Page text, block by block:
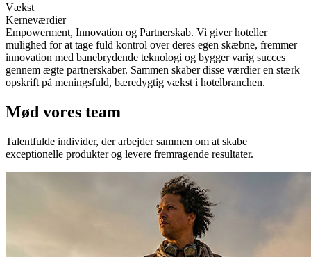
Vækst
Kerneværdier
Empowerment, Innovation og Partnerskab. Vi giver hoteller
mulighed for at tage fuld kontrol over deres egen skæbne, fremmer
innovation med banebrydende teknologi og bygger varig succes
gennem ægte partnerskaber. Sammen skaber disse værdier en stærk
opskrift på meningsfuld, bæredygtig vækst i hotelbranchen.
Mød vores team
Talentfulde individer, der arbejder sammen om at skabe
exceptionelle produkter og levere fremragende resultater.